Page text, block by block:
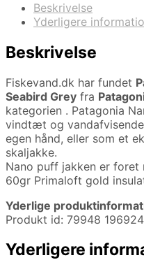
Beskrivelse
Yderligere
Beskrivelse
Fiskevand.dk har fundet
Seabird Grey fra
kategorien . Patagonia
vindtæt og
egen hånd, eller som et
skaljakke.
Nano puff jakken er
60gr Primaloft gold
Yderlige
Produkt id: 79948
Yderligere